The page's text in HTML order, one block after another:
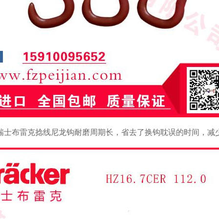
士布雷克捻线尼龙钩耐磨周期长，省去了换钩耽误的时间，减